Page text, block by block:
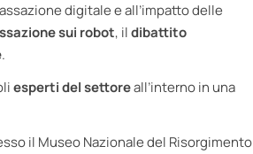
digitale e all’impatto delle
sui robot, ildibattito
.
esperti del settoreall’interno in una
il Museo Nazionale del Risorgimento